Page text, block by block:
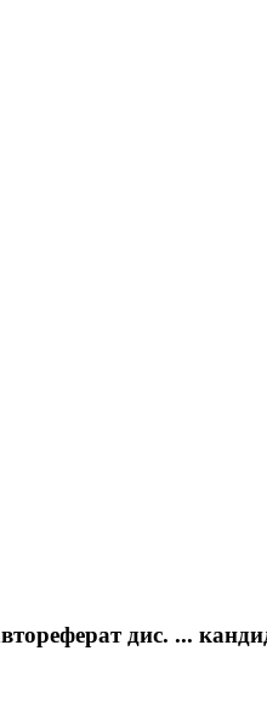
дис. ...